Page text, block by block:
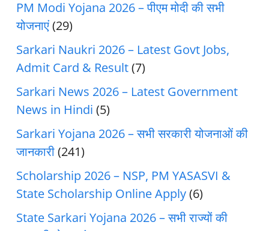
PM Modi Yojana 2026 – पीएम मोदी की सभी
योजनाएं(29)
Sarkari Naukri 2026 – Latest Govt Jobs,
Admit Card & Result(7)
Sarkari News 2026 – Latest Government
News in Hindi (5)
Sarkari Yojana 2026 – सभी सरकारी योजनाओं की
जानकारी(241)
Scholarship 2026 – NSP, PM YASASVI &
State Scholarship Online Apply(6)
State Sarkari Yojana 2026 – सभी राज्यों की